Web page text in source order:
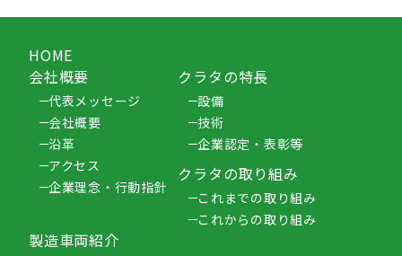
HOME
会社概要
代表メッセージ
会社概要
沿革
アクセス
企業理念・行動指針
クラタの特長
設備
技術
企業認定・表彰等
クラタの取り組み
これまでの取り組み
これからの取り組み
製造車両紹介